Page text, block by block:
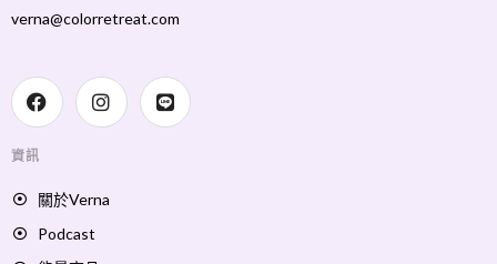
verna@colorretreat.com
資訊
關於Verna
Podcast